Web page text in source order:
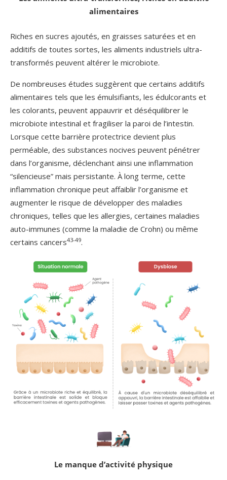
alimentaires
Riches en sucres ajoutés, en graisses saturées et en
additifs de toutes sortes, les aliments industriels ultra-
transformés peuvent altérer le microbiote.
De nombreuses études suggèrent que certains additifs
alimentaires tels que les émulsifiants, les édulcorants et
les colorants, peuvent appauvrir et déséquilibrer le
microbiote intestinal et fragiliser la paroi de l’intestin.
Lorsque cette barrière protectrice devient plus
perméable, des substances nocives peuvent pénétrer
dans l’organisme, déclenchant ainsi une inflammation
“silencieuse” mais persistante. À long terme, cette
inflammation chronique peut affaiblir l’organisme et
augmenter le risque de développer des maladies
chroniques, telles que les allergies, certaines maladies
auto-immunes (comme la maladie de Crohn) ou même
certains cancers43-49.
Le manque d’activité physique